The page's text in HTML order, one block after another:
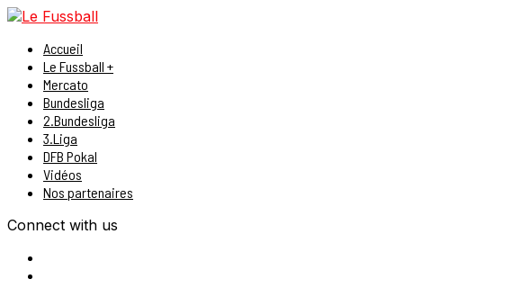
Accueil
Le Fussball +
Mercato
Bundesliga
2.Bundesliga
3.Liga
DFB Pokal
Vidéos
Nos partenaires
Connect with us